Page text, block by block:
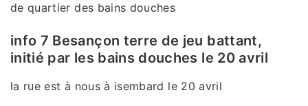
de quartier des bains douches
info 7 Besançon terre de jeu battant,
initié par les bains douches le 20 avril
la rue est à nous à isembard le 20 avril